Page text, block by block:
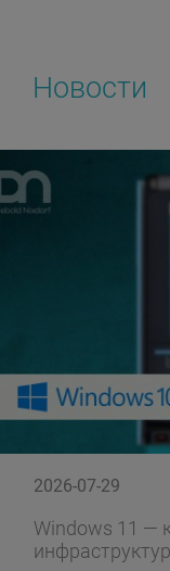
Новости
2026-07-29
Windows 11 —